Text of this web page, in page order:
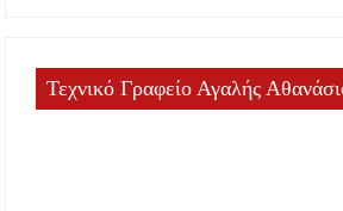
Τεχνικό Γραφείο Αγαλής